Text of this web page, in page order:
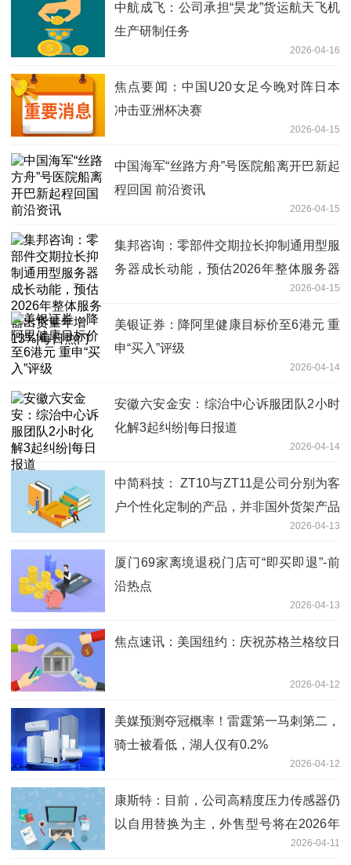
中航成飞：公司承担“昊龙”货运航天飞机
生产研制任务
2026-04-16
焦点要闻：中国U20女足今晚对阵日本
冲击亚洲杯决赛
2026-04-15
中国海军“丝路方舟”号医院船离开巴新起
程回国 前沿资讯
2026-04-15
集邦咨询：零部件交期拉长抑制通用型服
务器成长动能，预估2026年整体服务器
2026-04-15
美银证券：降阿里健康目标价至6港元 重
申“买入”评级
2026-04-14
安徽六安金安：综治中心诉服团队2小时
化解3起纠纷|每日报道
2026-04-14
中简科技： ZT10与ZT11是公司分别为客
户个性化定制的产品，并非国外货架产品
2026-04-13
厦门69家离境退税门店可“即买即退”-前
沿热点
2026-04-13
焦点速讯：美国纽约：庆祝苏格兰格纹日
2026-04-12
美媒预测夺冠概率！雷霆第一马刺第二，
骑士被看低，湖人仅有0.2%
2026-04-12
康斯特：目前，公司高精度压力传感器仍
以自用替换为主，外售型号将在2026年
2026-04-11